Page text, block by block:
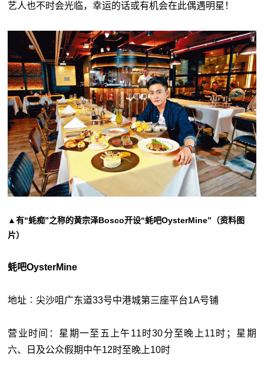
艺人也不时会光临，幸运的话或有机会在此偶遇明星！
▲有“蚝痴”之称的黄宗泽Bosco开设“蚝吧OysterMine”（资料图
片）
蚝吧OysterMine
地址︰尖沙咀广东道33号中港城第三座平台1A号铺
营业时间：星期一至五上午11时30分至晚上11时；星期
六、日及公众假期中午12时至晚上10时